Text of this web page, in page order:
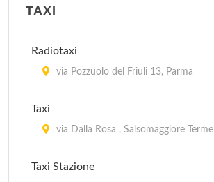
TAXI
Radiotaxi
via Pozzuolo del Friuli 13, Parma
Taxi
via Dalla Rosa , Salsomaggiore Terme
Taxi Stazione